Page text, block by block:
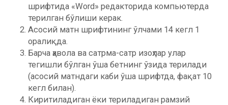
шрифтида «Word» редакторида компьютерда
терилган бўлиши керак.
Асосий матн шрифтининг ўлчами 14 кегл 1
оралиқда.
Барча ҳавола ва сатрма-сатр изоҳлар улар
тегишли бўлган ўша бетнинг ўзида терилади
(асосий матндаги каби ўша шрифтда, фақат 10
кегл билан).
Киритиладиган ёки териладиган рамзий